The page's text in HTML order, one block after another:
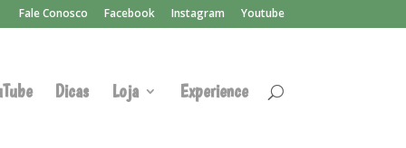
Fale Conosco Facebook Instagram Youtube
Dicas Loja Experience